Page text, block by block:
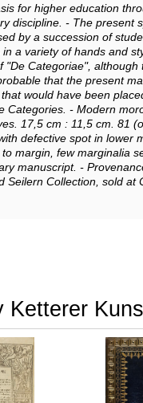
for higher education
discipline. - The present
by a succession of
a variety of hands and
Categoriae",
that the present
would have been
Categories. - Modern
17,5 cm : 11,5 cm. 81
defective spot in lower
margin, few marginalia
manuscript. -
Collection, sold at
Ketterer